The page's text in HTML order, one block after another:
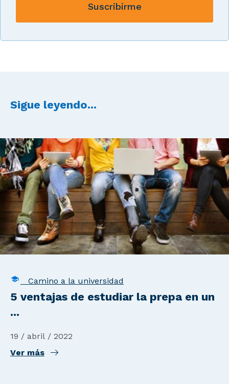
Sigue leyendo...
Camino a la universidad
5 ventajas de estudiar la prepa en un
...
19 / abril / 2022
Ver más